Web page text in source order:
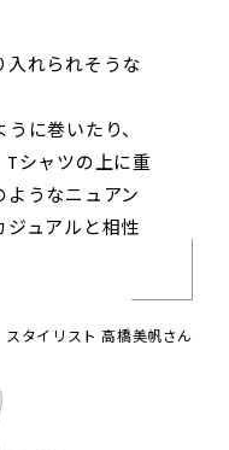
入れられそうな
に巻いたり、
シャツの上に重
うなニュアン
ュアルと相性
スタイリスト 高橋美帆さん